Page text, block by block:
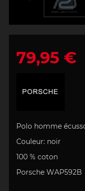
79,95 €
Polo homme
Couleur: noir
100 % coton
Porsche WAP592B